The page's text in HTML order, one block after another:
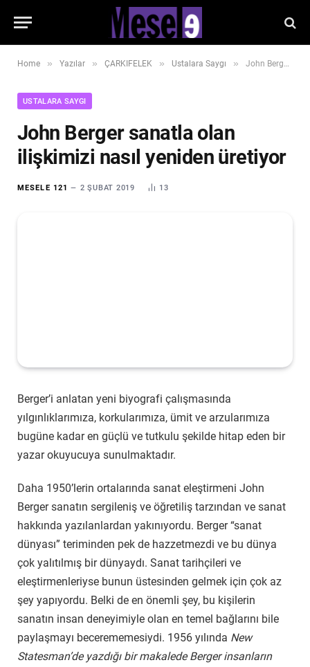
Home » Yazılar » ÇARKIFELEK » Ustalara Saygı » John Berger sanatla olan ilişkimizi nasıl yeniden üretiyor
USTALARA SAYGI
John Berger sanatla olan
ilişkimizi nasıl yeniden üretiyor
MESELE 121 2 ŞUBAT 2019 13
Berger’i anlatan yeni biyografi çalışmasında
yılgınlıklarımıza, korkularımıza, ümit ve arzularımıza
bugüne kadar en güçlü ve tutkulu şekilde hitap eden bir
yazar okuyucuya sunulmaktadır.
Daha 1950’lerin ortalarında sanat eleştirmeni John
Berger sanatın sergileniş ve öğretiliş tarzından ve sanat
hakkında yazılanlardan yakınıyordu. Berger “sanat
dünyası” teriminden pek de hazzetmezdi ve bu dünya
çok yalıtılmış bir dünyaydı. Sanat tarihçileri ve
eleştirmenleriyse bunun üstesinden gelmek için çok az
şey yapıyordu. Belki de en önemli şey, bu kişilerin
sanatın insan deneyimiyle olan en temel bağlarını bile
paylaşmayı becerememesiydi. 1956 yılında New
Statesman’de yazdığı bir makalede Berger insanların